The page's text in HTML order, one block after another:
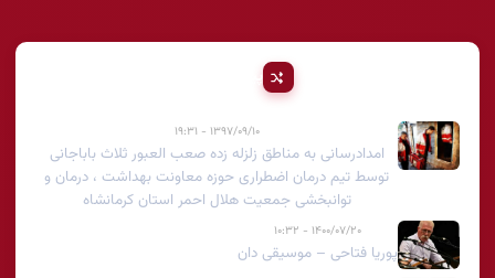
پیشنهادی
۱۳۹۷/۰۹/۱۰ - ۱۹:۳۱
امدادرسانی به مناطق زلزله زده صعب العبور ثلاث باباجانی
توسط تیم درمان اضطراری حوزه معاونت بهداشت ، درمان و
توانبخشی جمعیت هلال احمر استان کرمانشاه
۱۴۰۰/۰۷/۲۰ - ۱۰:۳۲
پوریا فتاحی – موسیقی دان